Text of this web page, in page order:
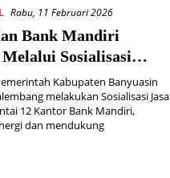
Rabu, 11 Februari 2026
Bank Mandiri
Sosialisasi
Kabupaten Banyuasin
melakukan Sosialisasi Jasa
12 Kantor Bank Mandiri,
dan mendukung